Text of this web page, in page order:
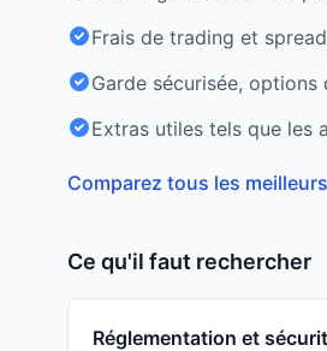
Frais de trading et
Garde sécurisée,
Extras utiles tels que les
Comparez tous les
Ce qu'il faut rechercher
Réglementation et